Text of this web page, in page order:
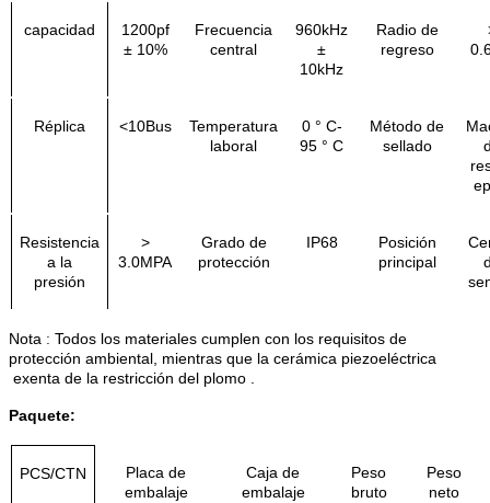
capacidad
1200pf
± 10%
Frecuencia
central
960kHz
±
10kHz
Radio de
regreso
Réplica <10Bus
Temperatura
laboral
0 ° C-
95 ° C
Método de
sellado
Resistencia
a la
presión
>
3.0MPA
Grado de
protección
IP68
Posición
principal
Nota : Todos los materiales cumplen con los requisitos de
protección ambiental, mientras que la cerámica piezoeléctrica
exenta de la restricción del plomo
Paquete:
PCS/CTN
Placa de
embalaje
Caja de
embalaje
Peso
bruto
Peso
neto